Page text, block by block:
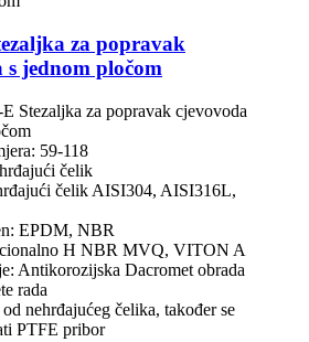
za popravak
s jednom pločom
Stezaljka za popravak cjevovoda
59-118
čelik
čelik AISI304, AISI316L,
EPDM, NBR
H NBR MVQ, VITON A
Antikorozijska Dacromet obrada
rada
nehrđajućeg čelika, također se
PTFE pribor